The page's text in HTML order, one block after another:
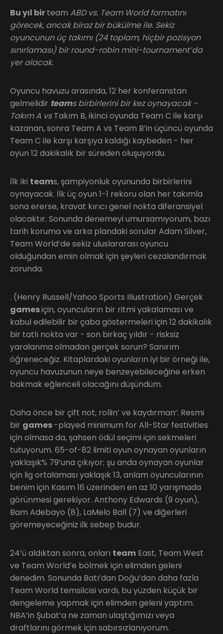
Bu yıl birteam ABD vs. Team World formatını
görecek, ancak biraz bir bükülme ile. Sekiz
oyuncunun üç takımı (24 toplam, hiçbir pozisyon
sınırlaması) bir round-robin mini-tournament’da
yer alacak.
Oyuncu havuzu arasında, 12 her konferanstan
gelmelidir teams birbirlerini bir kez oynayacak -
Takım A vsTakım B, ikinci oyunda Team C ile karşı
kazanan, sonra Team A vs Team B’in üçüncü oyunda
Team C ile karşı karşıya kaldığı kaybeden - her
oyun 12 dakikalık bir süreden oluşuyordu.
İlk iki teams, şampiyonluk oyununda birbirlerini
oynayacak. İlk üç oyun 1-1 rekoru olan her takımla
sona ererse, kravat kırıcı genel nokta diferansiyel
olacaktır. Sonunda denemeyi umursamıyorum, bazı
tarih koruma ve arka plandaki sorular Adam Silver,
Team World’de sekiz uluslararası oyuncu
olduğundan emin olmak için şeyleri cezalandırmak
zorunda.
. (Henry Russell/Yahoo Sports Illustration) Gerçek
gamesiçin, oyuncuların bir ritmi yakalaması ve
kabul edilebilir bir çaba göstermeleri için 12 dakikalık
bir tatlı nokta var - son birkaç yıldır - risksiz
yaralanma olmadan gerçek sorun? Sanırım
öğreneceğiz. Kitaplardaki oyunların iyi bir örneği ile,
oyuncu havuzunun neye benzeyebileceğine erken
bakmak eğlenceli olacağını düşündüm.
Daha önce bir çift not, rollin’ ve kaydırman’: Resmi
bir games-played minimum for All-Star festivities
için olmasa da, şahsen ödül seçimi için sekmeleri
tutuyorum. 65-of-82 limiti oyun oynayan oyunların
yaklaşık% 79’una çıkıyor; şu anda oynayan oyunlar
için lig ortalaması yaklaşık 13, anlam oyuncularının
benim için Kasım 16 üzerinden en az 10 yarışmada
görünmesi gerekiyor. Anthony Edwards (9 oyun),
Bam Adebayo (8), LaMelo Ball (7) ve diğerleri
göremeyeceğiniz ilk sebep budur.
24’ü aldıktan sonra, onları team East, Team West
ve Team World’e bölmek için elimden geleni
denedim. Sonunda Batı’dan Doğu’dan daha fazla
Team World temsilcisi vardı, bu yüzden küçük bir
dengeleme yapmak için elimden geleni yaptım.
NBA’in Şubat’a ne zaman ulaştığımızı veya
draftlarını görmek için sabırsızlanıyorum.